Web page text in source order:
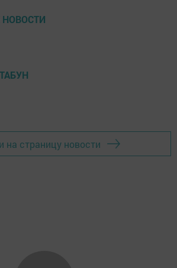
на страницу новости